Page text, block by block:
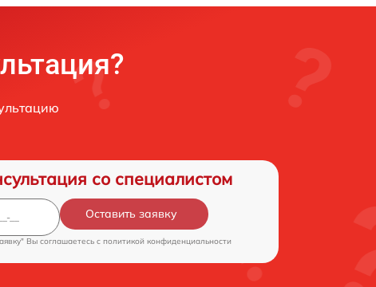
со специалистом
Оставить заявку
Вы соглашаетесь c политикой конфиденциальности